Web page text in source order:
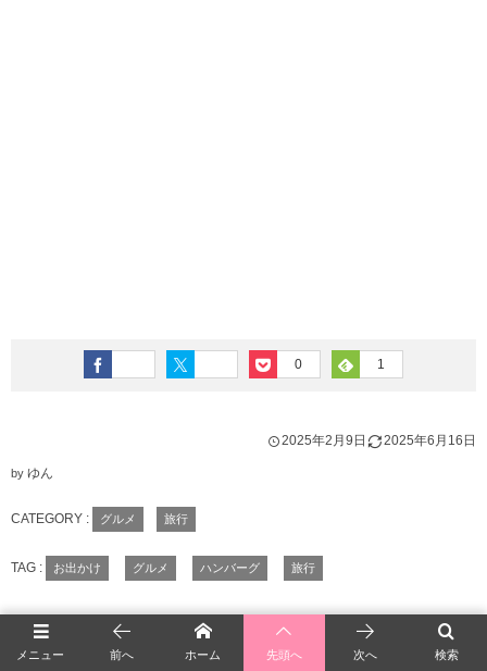
0 1
2025年2月9日 2025年6月16日
by ゆん
CATEGORY : グルメ 旅行
TAG : お出かけ グルメ ハンバーグ 旅行
メニュー 検索
前へ ホーム 先頭へ 次へ